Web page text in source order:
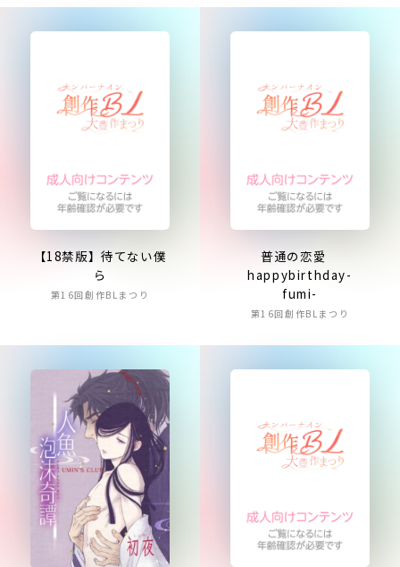
【18禁版】待てない僕
ら
第16回創作BLまつり
普通の恋愛
happybirthday-
fumi-
第16回創作BLまつり